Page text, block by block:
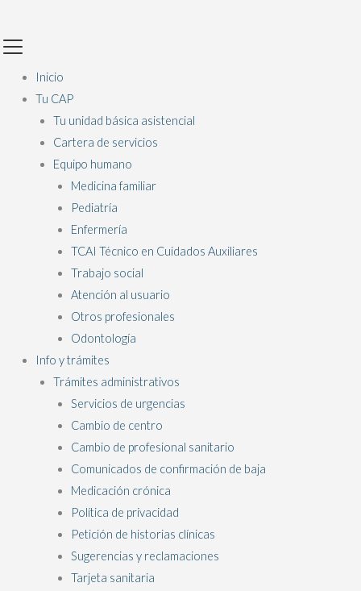
contenido
Inicio
Tu CAP
Tu unidad básica asistencial
Cartera de servicios
Equipo humano
Medicina familiar
Pediatría
Enfermería
TCAI Técnico en Cuidados Auxiliares
Trabajo social
Atención al usuario
Otros profesionales
Odontología
Info y trámites
Trámites administrativos
Servicios de urgencias
Cambio de centro
Cambio de profesional sanitario
Comunicados de confirmación de baja
Medicación crónica
Política de privacidad
Petición de historias clínicas
Sugerencias y reclamaciones
Tarjeta sanitaria